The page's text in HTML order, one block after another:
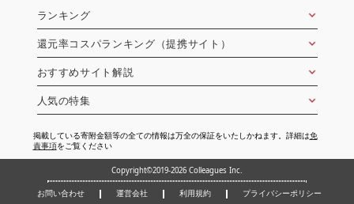
ランキング
還元率コスパランキング（提携サイト）
おすすめサイト解説
人気の特集
掲載している寄附金額等の全ての情報は万全の保証をいたしかねます。詳細は免
責事項をご覧ください
Copyright©2019-2026 Colleagues Inc.
お問い合わせ 運営会社 利用規約 プライバシーポリシー